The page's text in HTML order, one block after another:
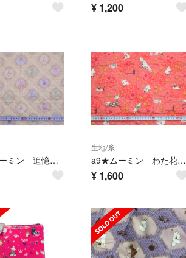
¥ 1,200
a10★ムーミン 追憶・ライトベージュ キルティング生地★
生地/糸
a9★ムーミン わた花 キルティング生地★
¥ 1,600